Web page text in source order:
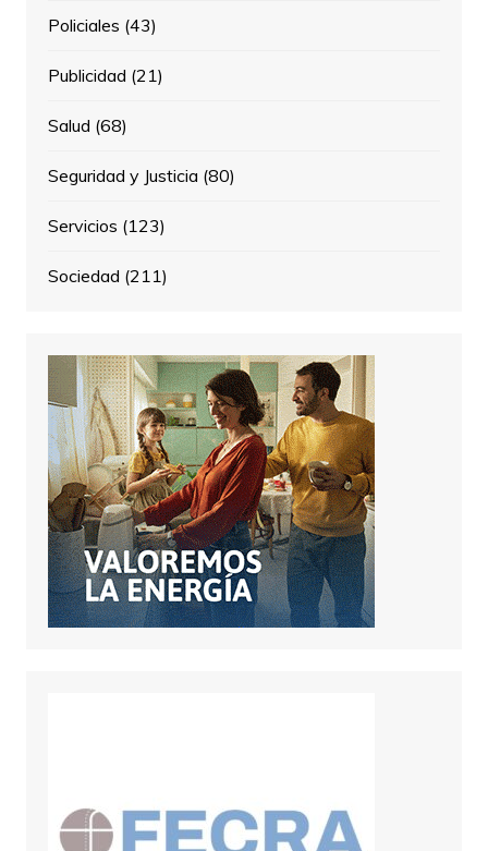
Policiales (43)
Publicidad (21)
Salud (68)
Seguridad y Justicia (80)
Servicios (123)
Sociedad (211)